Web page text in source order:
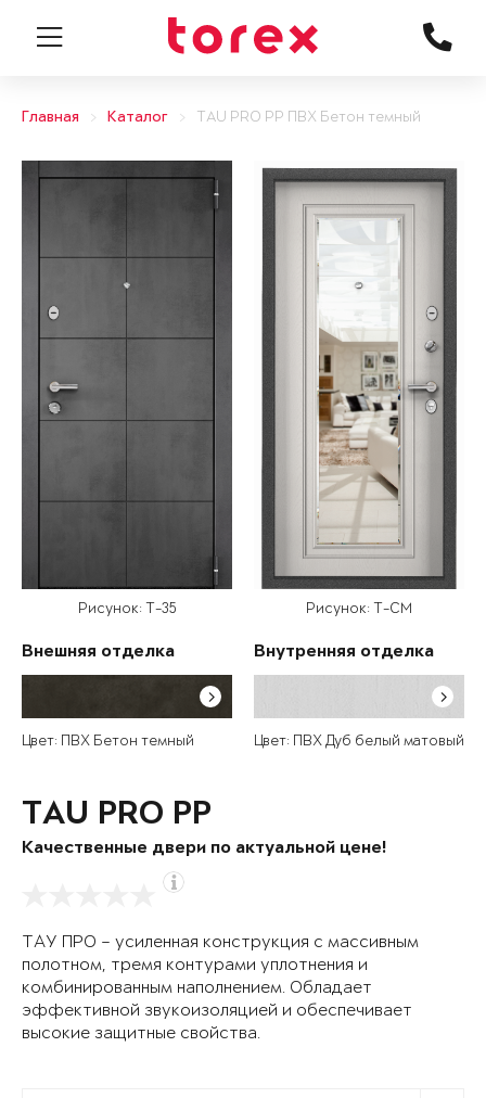
Главная Каталог TAU PRO PP ПВХ Бетон темный
Рисунок: T-35
Внешняя отделка
Цвет: ПВХ Бетон темный
Рисунок: T-CM
Внутренняя отделка
Цвет: ПВХ Дуб белый матовый
TAU PRO PP
Качественные двери по актуальной цене!
ТАУ ПРО – усиленная конструкция с массивным
полотном, тремя контурами уплотнения и
комбинированным наполнением. Обладает
эффективной звукоизоляцией и обеспечивает
высокие защитные свойства.